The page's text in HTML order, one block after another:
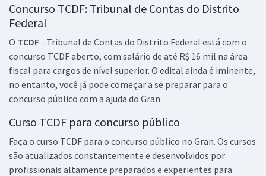
Concurso TCDF: Tribunal de Contas do Distrito
Federal
O TCDF - Tribunal de Contas do Distrito Federal está com o
concurso TCDF aberto, com salário de até R$ 16 mil na área
fiscal para cargos de nível superior. O edital ainda é iminente,
no entanto, você já pode começar a se preparar para o
concurso público com a ajuda do Gran.
Curso TCDF para concurso público
Faça o curso TCDF para o concurso público no Gran. Os cursos
são atualizados constantemente e desenvolvidos por
profissionais altamente preparados e experientes para